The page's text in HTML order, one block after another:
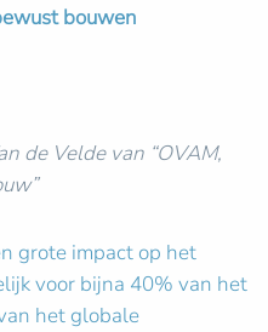
bouwen
de Velde van “OVAM,
grote impact op het
voor bijna 40% van het
het globale